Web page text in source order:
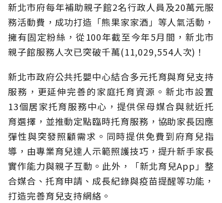
新北市府每年補助親子館2名行政人員及20萬元服
務活動費，成功打造「熊果家家酒」等人氣活動，
擁有固定粉絲，從100年截至今年5月間，新北市
親子館服務人次已突破千萬(11,029,554人次)！
新北市政府公共托嬰中心結合多元托育與育兒支持
服務，更延伸完善的家庭托育資源。新北市設置
13個居家托育服務中心，提供保母媒合與就近托
育選擇，並推動定點臨時托育服務，協助家長因應
彈性與突發照顧需求。同時提供免費到府育兒指
導，由專業育兒達人示範照護技巧，提升新手家長
實作能力與親子互動。此外，「新北育兒App」整
合媒合、托育申請、成長紀錄與疫苗提醒等功能，
打造完善育兒支持網絡。